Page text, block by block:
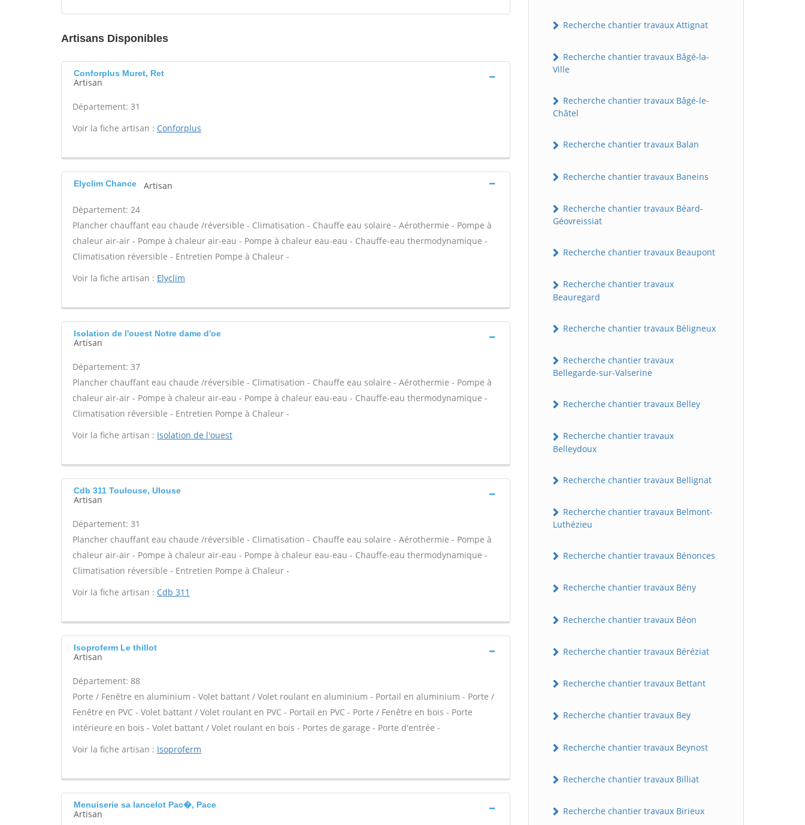
Artisans Disponibles
Conforplus Muret, Ret
Artisan
Département: 31
Voir la fiche artisan : Conforplus
Elyclim Chance Artisan
Département: 24
Plancher chauffant eau chaude /réversible - Climatisation - Chauffe eau solaire - Aérothermie - Pompe à
chaleur air-air - Pompe à chaleur air-eau - Pompe à chaleur eau-eau - Chauffe-eau thermodynamique -
Climatisation réversible - Entretien Pompe à Chaleur -
Voir la fiche artisan : Elyclim
Isolation de l'ouest Notre dame d'oe
Artisan
Département: 37
Plancher chauffant eau chaude /réversible - Climatisation - Chauffe eau solaire - Aérothermie - Pompe à
chaleur air-air - Pompe à chaleur air-eau - Pompe à chaleur eau-eau - Chauffe-eau thermodynamique -
Climatisation réversible - Entretien Pompe à Chaleur -
Voir la fiche artisan : Isolation de l'ouest
Cdb 311 Toulouse, Ulouse
Artisan
Département: 31
Plancher chauffant eau chaude /réversible - Climatisation - Chauffe eau solaire - Aérothermie - Pompe à
chaleur air-air - Pompe à chaleur air-eau - Pompe à chaleur eau-eau - Chauffe-eau thermodynamique -
Climatisation réversible - Entretien Pompe à Chaleur -
Voir la fiche artisan : Cdb 311
Isoproferm Le thillot
Artisan
Département: 88
Porte / Fenêtre en aluminium - Volet battant / Volet roulant en aluminium - Portail en aluminium - Porte /
Fenêtre en PVC - Volet battant / Volet roulant en PVC - Portail en PVC - Porte / Fenêtre en bois - Porte
intérieure en bois - Volet battant / Volet roulant en bois - Portes de garage - Porte d'entrée -
Voir la fiche artisan : Isoproferm
Menuiserie sa lancelot Pac�, Pace
Artisan
Recherche chantier travaux Attignat
Recherche chantier travaux Bâgé-la-
Ville
Recherche chantier travaux Bâgé-le-
Châtel
Recherche chantier travaux Balan
Recherche chantier travaux Baneins
Recherche chantier travaux Béard-
Géovreissiat
Recherche chantier travaux Beaupont
Recherche chantier travaux
Beauregard
Recherche chantier travaux Béligneux
Recherche chantier travaux
Bellegarde-sur-Valserine
Recherche chantier travaux Belley
Recherche chantier travaux
Belleydoux
Recherche chantier travaux Bellignat
Recherche chantier travaux Belmont-
Luthézieu
Recherche chantier travaux Bénonces
Recherche chantier travaux Bény
Recherche chantier travaux Béon
Recherche chantier travaux Béréziat
Recherche chantier travaux Bettant
Recherche chantier travaux Bey
Recherche chantier travaux Beynost
Recherche chantier travaux Billiat
Recherche chantier travaux Birieux